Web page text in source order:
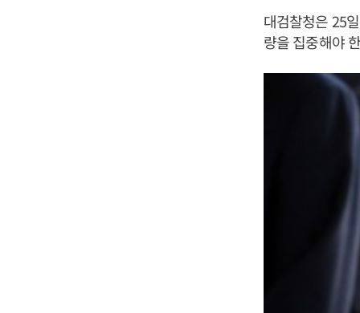
대검찰청은 25
량을 집중해야